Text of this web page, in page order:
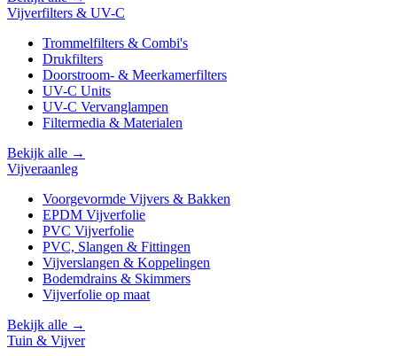
Vijverfilters & UV-C
Trommelfilters & Combi's
Drukfilters
Doorstroom- & Meerkamerfilters
UV-C Units
UV-C Vervanglampen
Filtermedia & Materialen
Bekijk alle →
Vijveraanleg
Voorgevormde Vijvers & Bakken
EPDM Vijverfolie
PVC Vijverfolie
PVC, Slangen & Fittingen
Vijverslangen & Koppelingen
Bodemdrains & Skimmers
Vijverfolie op maat
Bekijk alle →
Tuin & Vijver